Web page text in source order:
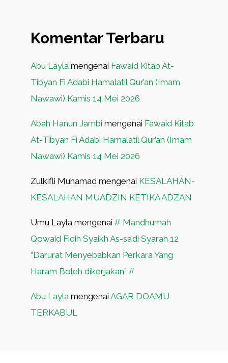
Komentar Terbaru
Abu Layla mengenai Fawaid Kitab At-
Tibyan Fi Adabi Hamalatil Qur’an (Imam
Nawawi) Kamis 14 Mei 2026
Abah Hanun Jambi mengenai Fawaid Kitab
At-Tibyan Fi Adabi Hamalatil Qur’an (Imam
Nawawi) Kamis 14 Mei 2026
Zulkifli Muhamad mengenai KESALAHAN-
KESALAHAN MUADZIN KETIKA ADZAN
Umu Layla mengenai # Mandhumah
Qowaid Fiqih Syaikh As-sa’di Syarah 12
“Darurat Menyebabkan Perkara Yang
Haram Boleh dikerjakan” #
Abu Layla mengenai AGAR DOAMU
TERKABUL